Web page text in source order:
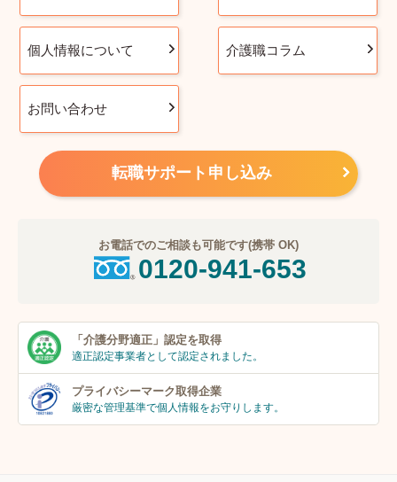
個人情報について 介護職コラム
お問い合わせ
転職サポート申し込み
お電話でのご相談も可能です(携帯 OK)
0120-941-653
「介護分野適正」 認定を取得
適正認定事業者として認定されました。
プライバシーマーク取得企業
厳密な管理基準で個人情報をお守りします。